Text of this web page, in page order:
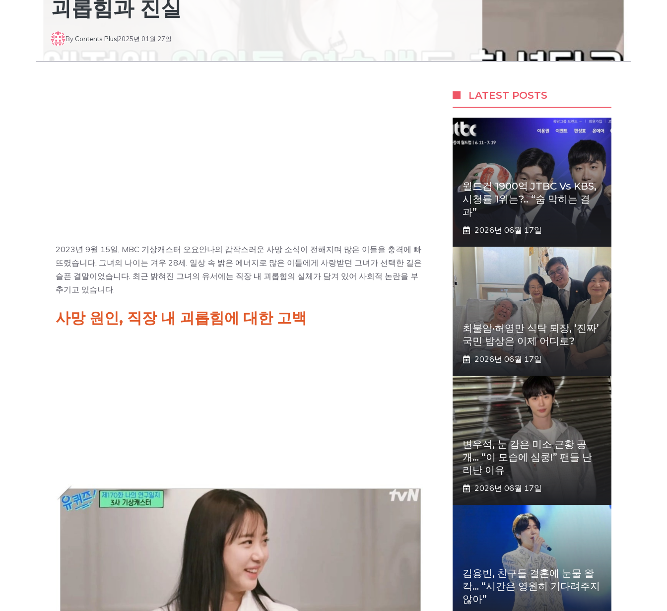
괴롭힘과 진실
By Contents Plus2025년 01월 27일
2023년 9월 15일, MBC 기상캐스터 오요안나의 갑작스러운 사망 소식이 전해지며 많은 이들을 충격에 빠
뜨렸습니다. 그녀의 나이는 겨우 28세. 일상 속 밝은 에너지로 많은 이들에게 사랑받던 그녀가 선택한 길은
슬픈 결말이었습니다. 최근 밝혀진 그녀의 유서에는 직장 내 괴롭힘의 실체가 담겨 있어 사회적 논란을 부
추기고 있습니다.
사망 원인, 직장 내 괴롭힘에 대한 고백
LATEST POSTS
월드컵 1900억 JTBC Vs KBS,
시청률 1위는?.. “숨 막히는 결
과”
2026년 06월 17일
최불암·허영만 식탁 퇴장, ‘진짜’
국민 밥상은 이제 어디로?
2026년 06월 17일
변우석, 눈 감은 미소 근황 공
개… “이 모습에 심쿵!” 팬들 난
리난 이유
2026년 06월 17일
김용빈, 친구들 결혼에 눈물 왈
칵… “시간은 영원히 기다려주지
않아”